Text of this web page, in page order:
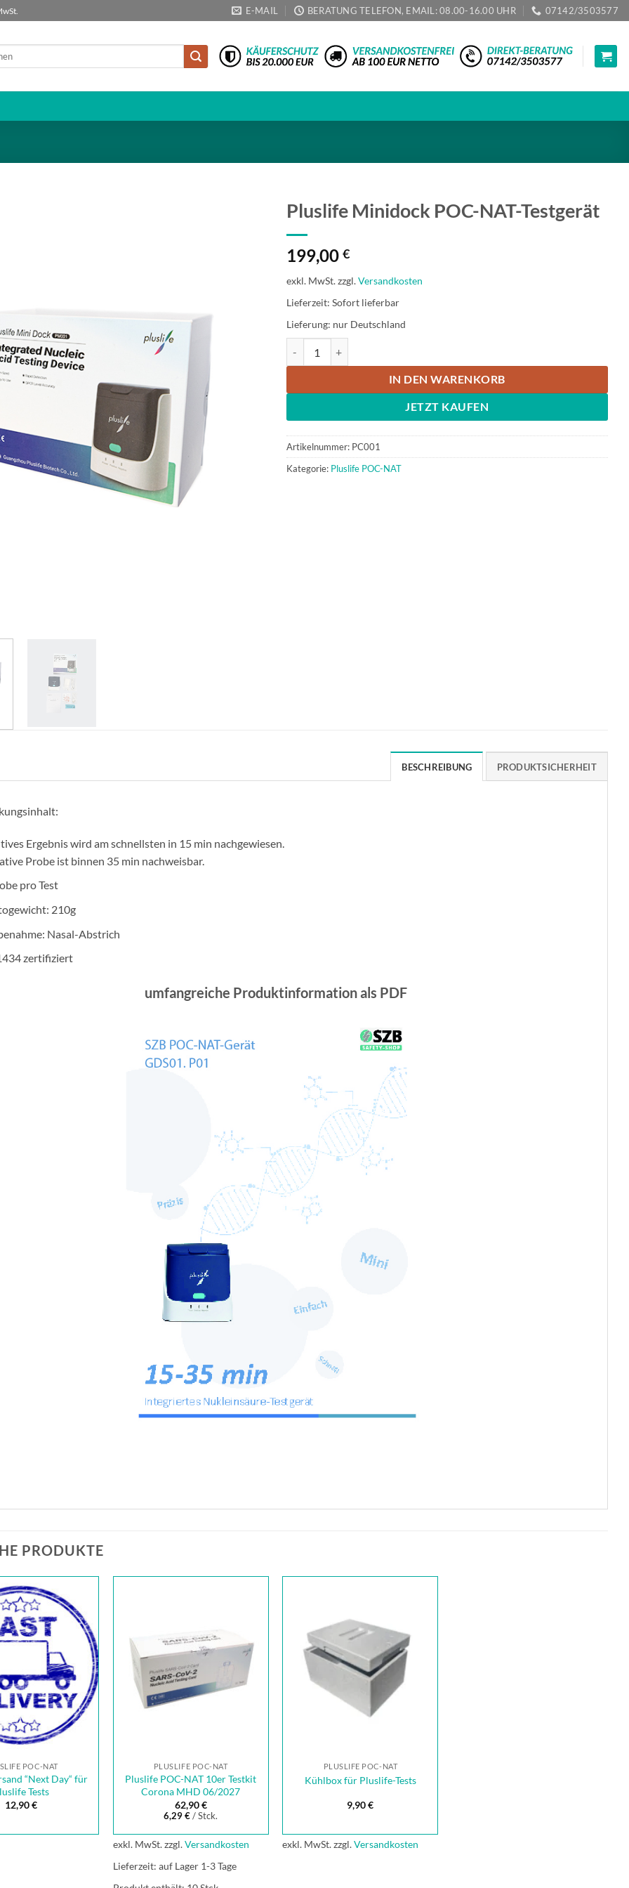
E-MAIL BERATUNG TELEFON, EMAIL: 08.00-16.00 UHR 07142/3503577
Pluslife Minidock POC-NAT-Testgerät
199,00 €
exkl. MwSt. zzgl.Versandkosten
Lieferzeit: Sofort lieferbar
Lieferung: nur Deutschland
IN DEN WARENKORB
JETZT KAUFEN
Artikelnummer: PC001
Kategorie: Pluslife POC-NAT
BESCHREIBUNG PRODUKTSICHERHEIT
Ergebnis wird am schnellsten in 15 min nachgewiesen.
Probe ist binnen 35 min nachweisbar.
pro Test
210g
Nasal-Abstrich
zertifiziert
umfangreiche Produktinformation als PDF
PRODUKTE
POC-NAT
“Next Day“ für
Tests
12,90€
PLUSLIFE POC-NAT
Pluslife POC-NAT 10er Testkit
Corona MHD 06/2027
62,90€
6,29€/Stck.
exkl. MwSt. zzgl.Versandkosten
Lieferzeit: auf Lager 1-3 Tage
PLUSLIFE POC-NAT
Kühlbox für Pluslife-Tests
9,90€
exkl. MwSt.zzgl.Versandkosten